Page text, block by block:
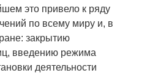
это привело к ряду
по всему миру и, в
закрытию
введению режима
деятельности